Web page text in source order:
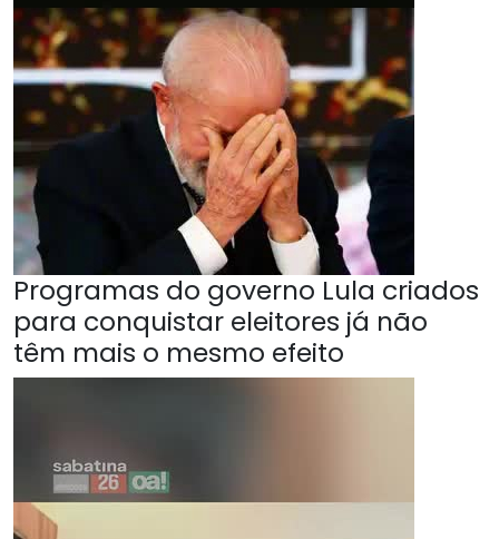
Programas do governo Lula criados
para conquistar eleitores já não
têm mais o mesmo efeito